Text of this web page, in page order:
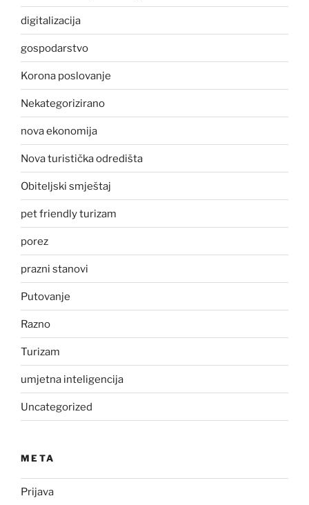
digitalizacija
gospodarstvo
Korona poslovanje
Nekategorizirano
nova ekonomija
Nova turistička odredišta
Obiteljski smještaj
pet friendly turizam
porez
prazni stanovi
Putovanje
Razno
Turizam
umjetna inteligencija
Uncategorized
META
Prijava